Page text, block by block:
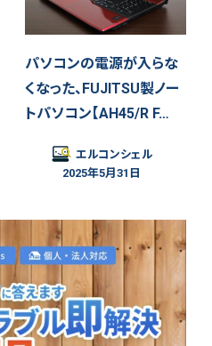
パソコンの電源が入らな
くなった、FUJITSU製ノー
トパソコン【AH45/R F…
エルコンシェル
2025年5月31日